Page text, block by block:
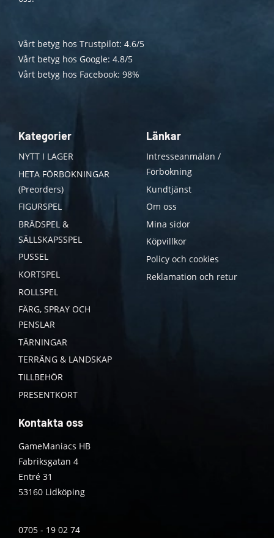
Vårt betyg hos Trustpilot: 4.6/5
Vårt betyg hos Google: 4.8/5
Vårt betyg hos Facebook: 98%
Kategorier
NYTT I LAGER
HETA FÖRBOKNINGAR
(Preorders)
FIGURSPEL
BRÄDSPEL &
SÄLLSKAPSSPEL
PUSSEL
KORTSPEL
ROLLSPEL
FÄRG, SPRAY OCH
PENSLAR
TÄRNINGAR
TERRÄNG & LANDSKAP
TILLBEHÖR
PRESENTKORT
Länkar
Intresseanmälan /
Förbokning
Kundtjänst
Om oss
Mina sidor
Köpvillkor
Policy och cookies
Reklamation och retur
Kontakta oss
GameManiacs HB
Fabriksgatan 4
Entré 31
53160 Lidköping
0705 - 19 02 74